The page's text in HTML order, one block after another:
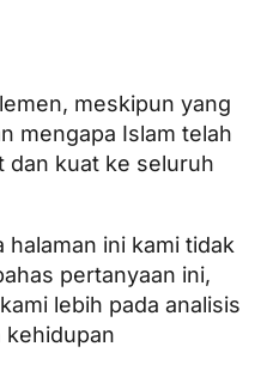
meskipun yang
mengapa Islam telah
dan kuat ke seluruh
halaman ini kami tidak
pertanyaan ini,
lebih pada analisis
kehidupan